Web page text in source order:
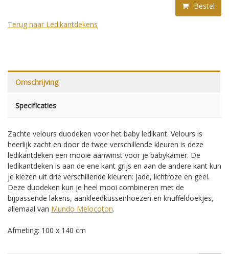
Bestel
Terug naar Ledikantdekens
Omschrijving
Specificaties
Zachte velours duodeken voor het baby ledikant. Velours is
heerlijk zacht en door de twee verschillende kleuren is deze
ledikantdeken een mooie aanwinst voor je babykamer. De
ledikantdeken is aan de ene kant grijs en aan de andere kant kun
je kiezen uit drie verschillende kleuren: jade, lichtroze en geel.
Deze duodeken kun je heel mooi combineren met de
bijpassende lakens, aankleedkussenhoezen en knuffeldoekjes,
allemaal van Mundo Melocoton.
Afmeting: 100 x 140 cm